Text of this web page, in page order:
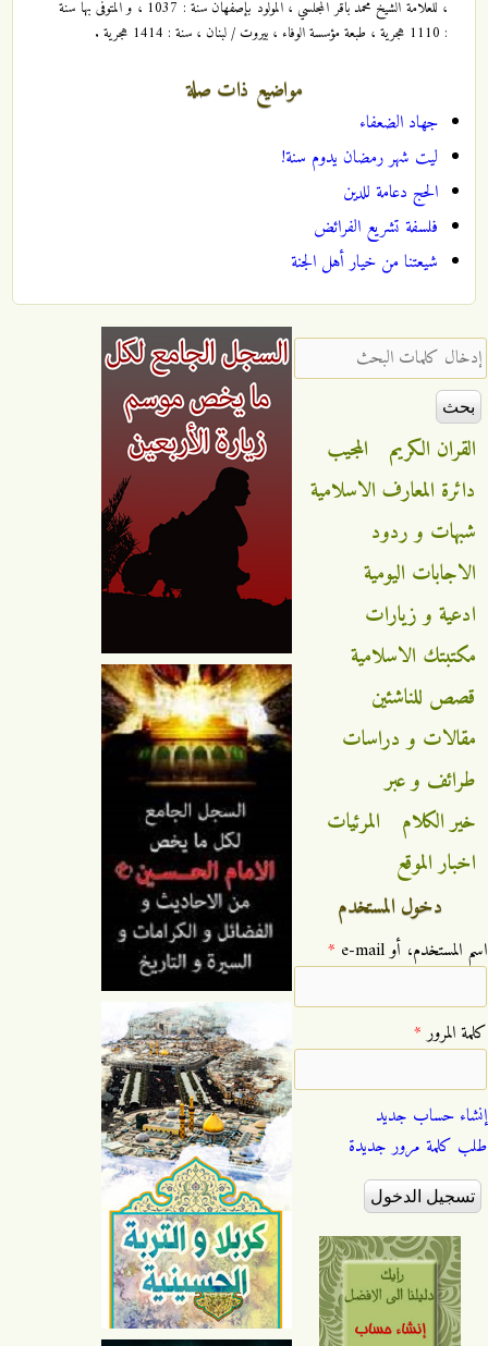
، للعلامة الشيخ محمد باقر المجلسي ، المولود بإصفهان سنة : 1037 ، و المتوفى بها سنة
: 1110 هجرية ، طبعة مؤسسة الوفاء ، بيروت / لبنان ، سنة : 1414 هجرية .
مواضيع ذات صلة
جهاد الضعفاء
ليت شهر رمضان يدوم سنة!
الحج دعامة للدين
فلسفة تشريع الفرائض
شيعتنا من خيار أهل الجنة
‏إدخال كلمات البحث ‏
القران الكريم
المجيب
دائرة المعارف الاسلامية
شبهات و ردود
الاجابات اليومية
ادعية و زيارات
مكتبتك الاسلامية
قصص للناشئين
مقالات و دراسات
طرائف و عبر
خير الكلام
المرئيات
اخبار الموقع
دخول المستخدم
‏اسم المستخدم، أو e-mail ‏ *
‏كلمة المرور ‏*
إنشاء حساب جديد
طلب كلمة مرور جديدة